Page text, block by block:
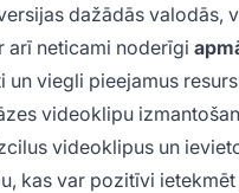
dažādās valodās,
arī neticami noderīgi
un viegli pieejamus
videoklipu
videoklipus un
kas var pozitīvi